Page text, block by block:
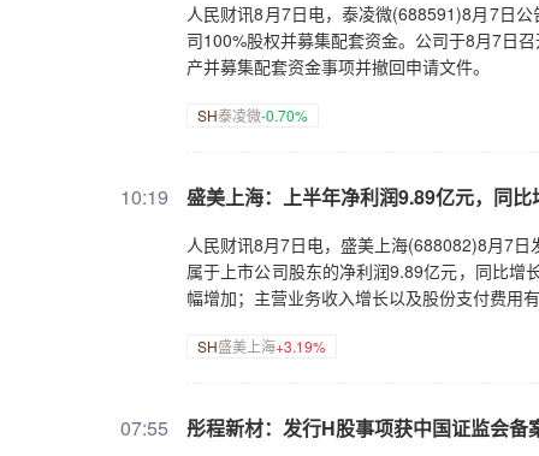
人民财讯8月7日电，泰凌微(688591)8月7日
司100%股权并募集配套资金。公司于8月7日
产并募集配套资金事项并撤回申请文件。
SH泰凌微-0.70%
10:19 盛美上海：上半年净利润9.89亿元，同比
人民财讯8月7日电，盛美上海(688082)8月7
属于上市公司股东的净利润9.89亿元，同比增
幅增加；主营业务收入增长以及股份支付费用
SH盛美上海+3.19%
07:55 彤程新材：发行H股事项获中国证监会备